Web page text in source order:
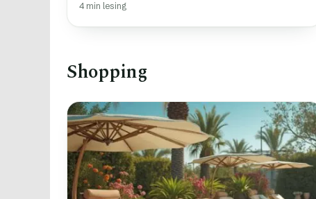
4 min lesing
Shopping